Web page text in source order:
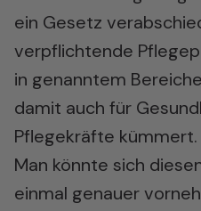
ein Gesetz
verpflichtende
in genanntem
damit auch für
Pflegekräfte kümmert.
Man könnte sich
einmal genauer